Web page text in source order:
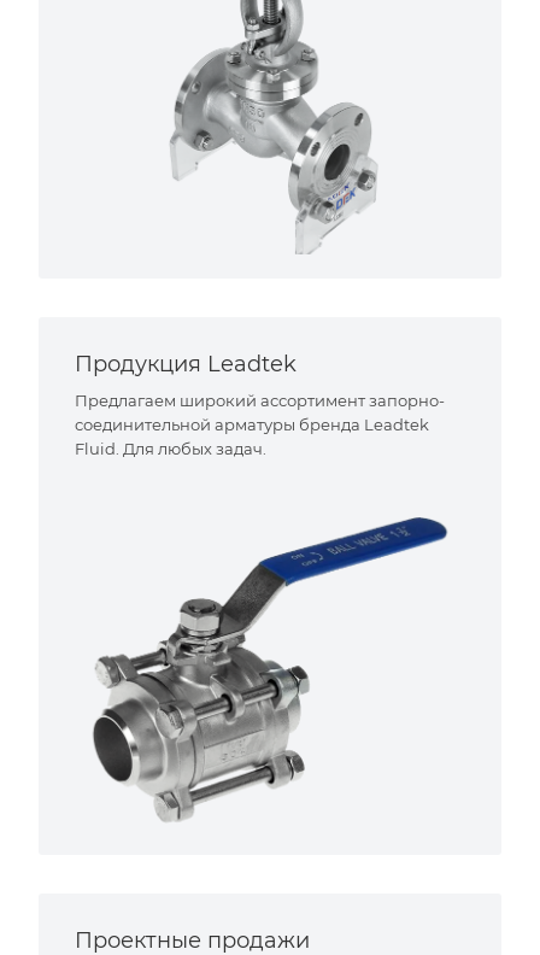
Продукция Leadtek
Предлагаем широкий ассортимент запорно-
соединительной арматуры бренда Leadtek
Fluid. Для любых задач.
Проектные продажи